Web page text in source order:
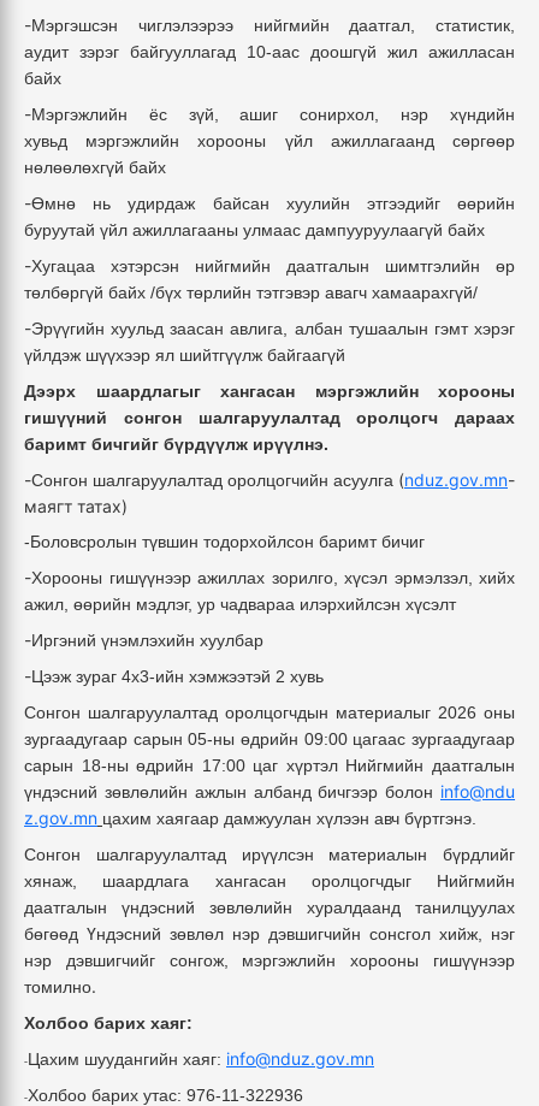
-Мэргэшсэн чиглэлээрээ нийгмийн даатгал, статистик,
аудит зэрэг байгууллагад 10-аас доошгүй жил ажилласан
байх
-Мэргэжлийн ёс зүй, ашиг сонирхол, нэр хүндийн
хувьд
мэргэжлийн хорооны үйл ажиллагаанд сөргөөр
нөлөөлөхгүй байх
-Өмнө нь удирдаж байсан хуулийн этгээдийг өөрийн
буруутай үйл ажиллагааны улмаас дампууруулаагүй байх
-Хугацаа хэтэрсэн нийгмийн даатгалын шимтгэлийн өр
төлбөргүй байх /бүх төрлийн тэтгэвэр авагч хамаарахгүй/
-Эрүүгийн хуульд заасан авлига, албан тушаалын гэмт хэрэг
үйлдэж шүүхээр ял шийтгүүлж байгаагүй
Дээрх шаардлагыг хангасан мэргэжлийн хорооны
гишүүний сонгон шалгаруулалтад оролцогч дараах
баримт бичгийг бүрдүүлж ирүүлнэ.
-Сонгон шалгаруулалтад оролцогчийн асуулга (nduz.gov.mn-
маягт татах)
-Боловсролын түвшин тодорхойлсон баримт бичиг
-Хорооны гишүүнээр ажиллах зорилго, хүсэл эрмэлзэл, хийх
ажил, өөрийн мэдлэг, ур чадвараа илэрхийлсэн хүсэлт
-Иргэний үнэмлэхийн хуулбар
-Цээж зураг 4х3-ийн хэмжээтэй 2 хувь
Сонгон шалгаруулалтад оролцогчдын материалыг 2026 оны
зургаадугаар сарын 05-ны өдрийн 09:00 цагаас зургаадугаар
сарын 18-ны өдрийн 17:00 цаг хүртэл Нийгмийн даатгалын
үндэсний зөвлөлийн ажлын албанд бичгээр болон info@ndu
z.gov.mn цахим хаягаар дамжуулан хүлээн авч бүртгэнэ.
Сонгон шалгаруулалтад ирүүлсэн материалын бүрдлийг
хянаж, шаардлага хангасан оролцогчдыг Нийгмийн
даатгалын үндэсний зөвлөлийн хуралдаанд танилцуулах
бөгөөд Үндэсний зөвлөл нэр дэвшигчийн сонсгол хийж, нэг
нэр дэвшигчийг сонгож, мэргэжлийн хорооны гишүүнээр
томилно.
Холбоо барих хаяг:
-Цахим шуудангийн хаяг: info@nduz.gov.mn
-Холбоо барих утас: 976-11-322936